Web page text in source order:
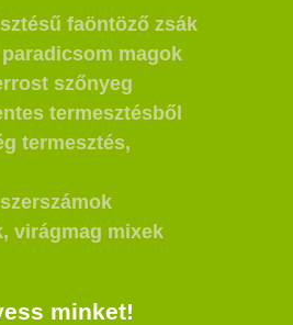
faöntöző zsák
magok
szőnyeg
termesztésből
termesztés,
virágmag mixek
minket!